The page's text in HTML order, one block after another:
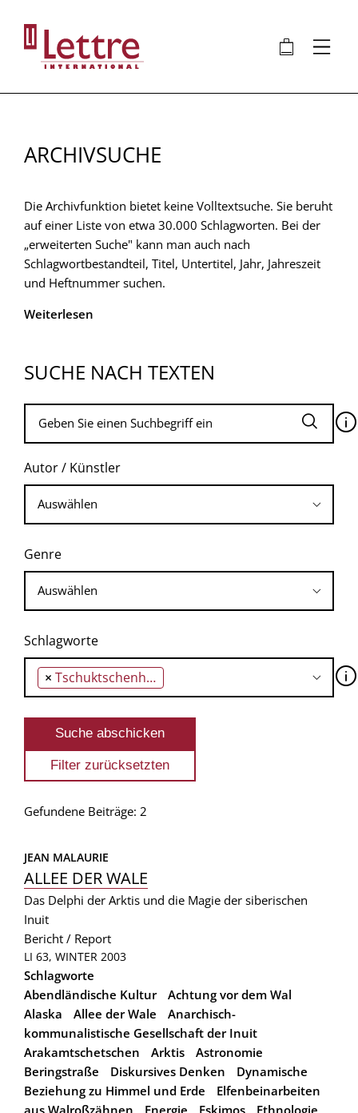
Inhalt
🛍 ⋮
ARCHIVSUCHE
Die Archivfunktion bietet keine Volltextsuche. Sie beruht
auf einer Liste von etwa 30.000 Schlagworten. Bei der
„erweiterten Suche" kann man auch nach
Schlagwortbestandteil, Titel, Untertitel, Jahr, Jahreszeit
und Heftnummer suchen.
Weiterlesen
SUCHE NACH TEXTEN
🛈
Autor / Künstler
Genre
Schlagworte
× Tschuktschenhalbinsel 🛈
Gefundene Beiträge: 2
JEAN MALAURIE
ALLEE DER WALE
Das Delphi der Arktis und die Magie der siberischen
Inuit
Bericht / Report
LI 63, WINTER 2003
Schlagworte
Abendländische Kultur
Achtung vor dem Wal
Alaska
Allee der Wale
Anarchisch-
kommunalistische Gesellschaft der Inuit
Arakamtschetschen
Arktis
Astronomie
Beringstraße
Diskursives Denken
Dynamische
Beziehung zu Himmel und Erde
Elfenbeinarbeiten
aus Walroßzähnen
Energie Eskimos
Ethnologie